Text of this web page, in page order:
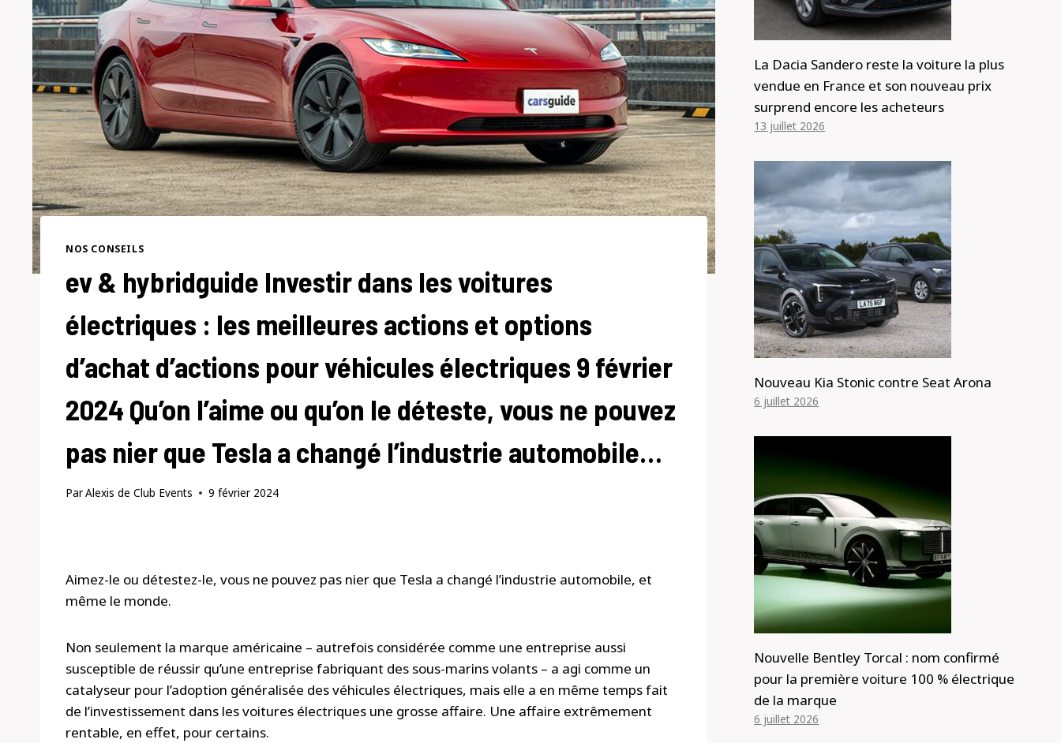
NOS CONSEILS
ev & hybridguide Investir dans les voitures
électriques : les meilleures actions et options
d’achat d’actions pour véhicules électriques 9 février
2024 Qu’on l’aime ou qu’on le déteste, vous ne pouvez
pas nier que Tesla a changé l’industrie automobile…
ParAlexis de Club Events 9 février 2024
Aimez-le ou détestez-le, vous ne pouvez pas nier que Tesla a changé l’industrie automobile, et
même le monde.
Non seulement la marque américaine – autrefois considérée comme une entreprise aussi
susceptible de réussir qu’une entreprise fabriquant des sous-marins volants – a agi comme un
catalyseur pour l’adoption généralisée des véhicules électriques, mais elle a en même temps fait
de l’investissement dans les voitures électriques une grosse affaire. Une affaire extrêmement
rentable, en effet, pour certains.
La Dacia Sandero reste la voiture la plus
vendue en France et son nouveau prix
surprend encore les acheteurs
13 juillet 2026
Nouveau Kia Stonic contre Seat Arona
6 juillet 2026
Nouvelle Bentley Torcal : nom confirmé
pour la première voiture 100 % électrique
de la marque
6 juillet 2026